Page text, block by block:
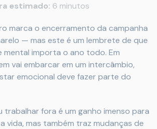
estimado: 6 minutos
marca o encerramento da campanha
— mas este é um lembrete de que
mental importa o ano todo. Em
vai embarcar em um intercâmbio,
emocional deve fazer parte do
trabalhar fora é um ganho imenso para
vida, mas também traz mudanças de